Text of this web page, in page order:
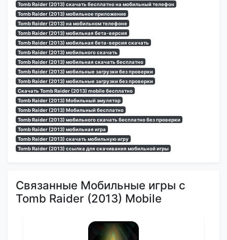
Tomb Raider (2013) скачать бесплатно на мобильный телефон
Tomb Raider (2013) мобильное приложение
Tomb Raider (2013) на мобильном телефоне
Tomb Raider (2013) мобильная бета-версия
Tomb Raider (2013) мобильная бета-версия скачать
Tomb Raider (2013) мобильного скачать
Tomb Raider (2013) мобильная скачать бесплатно
Tomb Raider (2013) мобильные загрузки без проверки
Tomb Raider (2013) мобильные загрузки без проверки
Скачать Tomb Raider (2013) mobile бесплатно
Tomb Raider (2013) Мобильный эмулятор
Tomb Raider (2013) Мобильный бесплатно
Tomb Raider (2013) мобильного скачать бесплатно без проверки
Tomb Raider (2013) мобильная игра
Tomb Raider (2013) скачать мобильную игру
Tomb Raider (2013) ссылка для скачивания мобильной игры
Связанные Мобильные игры с
Tomb Raider (2013) Mobile